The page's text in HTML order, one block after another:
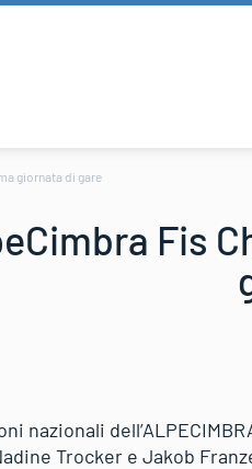
giornata di gare
Fis
nazionali
Trocker e Jakob